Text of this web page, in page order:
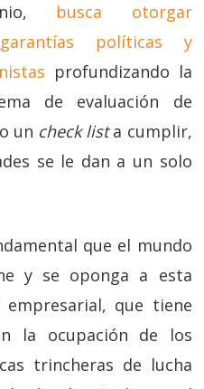
busca otorgar
políticas y
profundizando la
de evaluación de
un check lista cumplir,
se le dan a un solo
que el mundo
y se oponga a esta
que tiene
la ocupación de los
trincheras de lucha